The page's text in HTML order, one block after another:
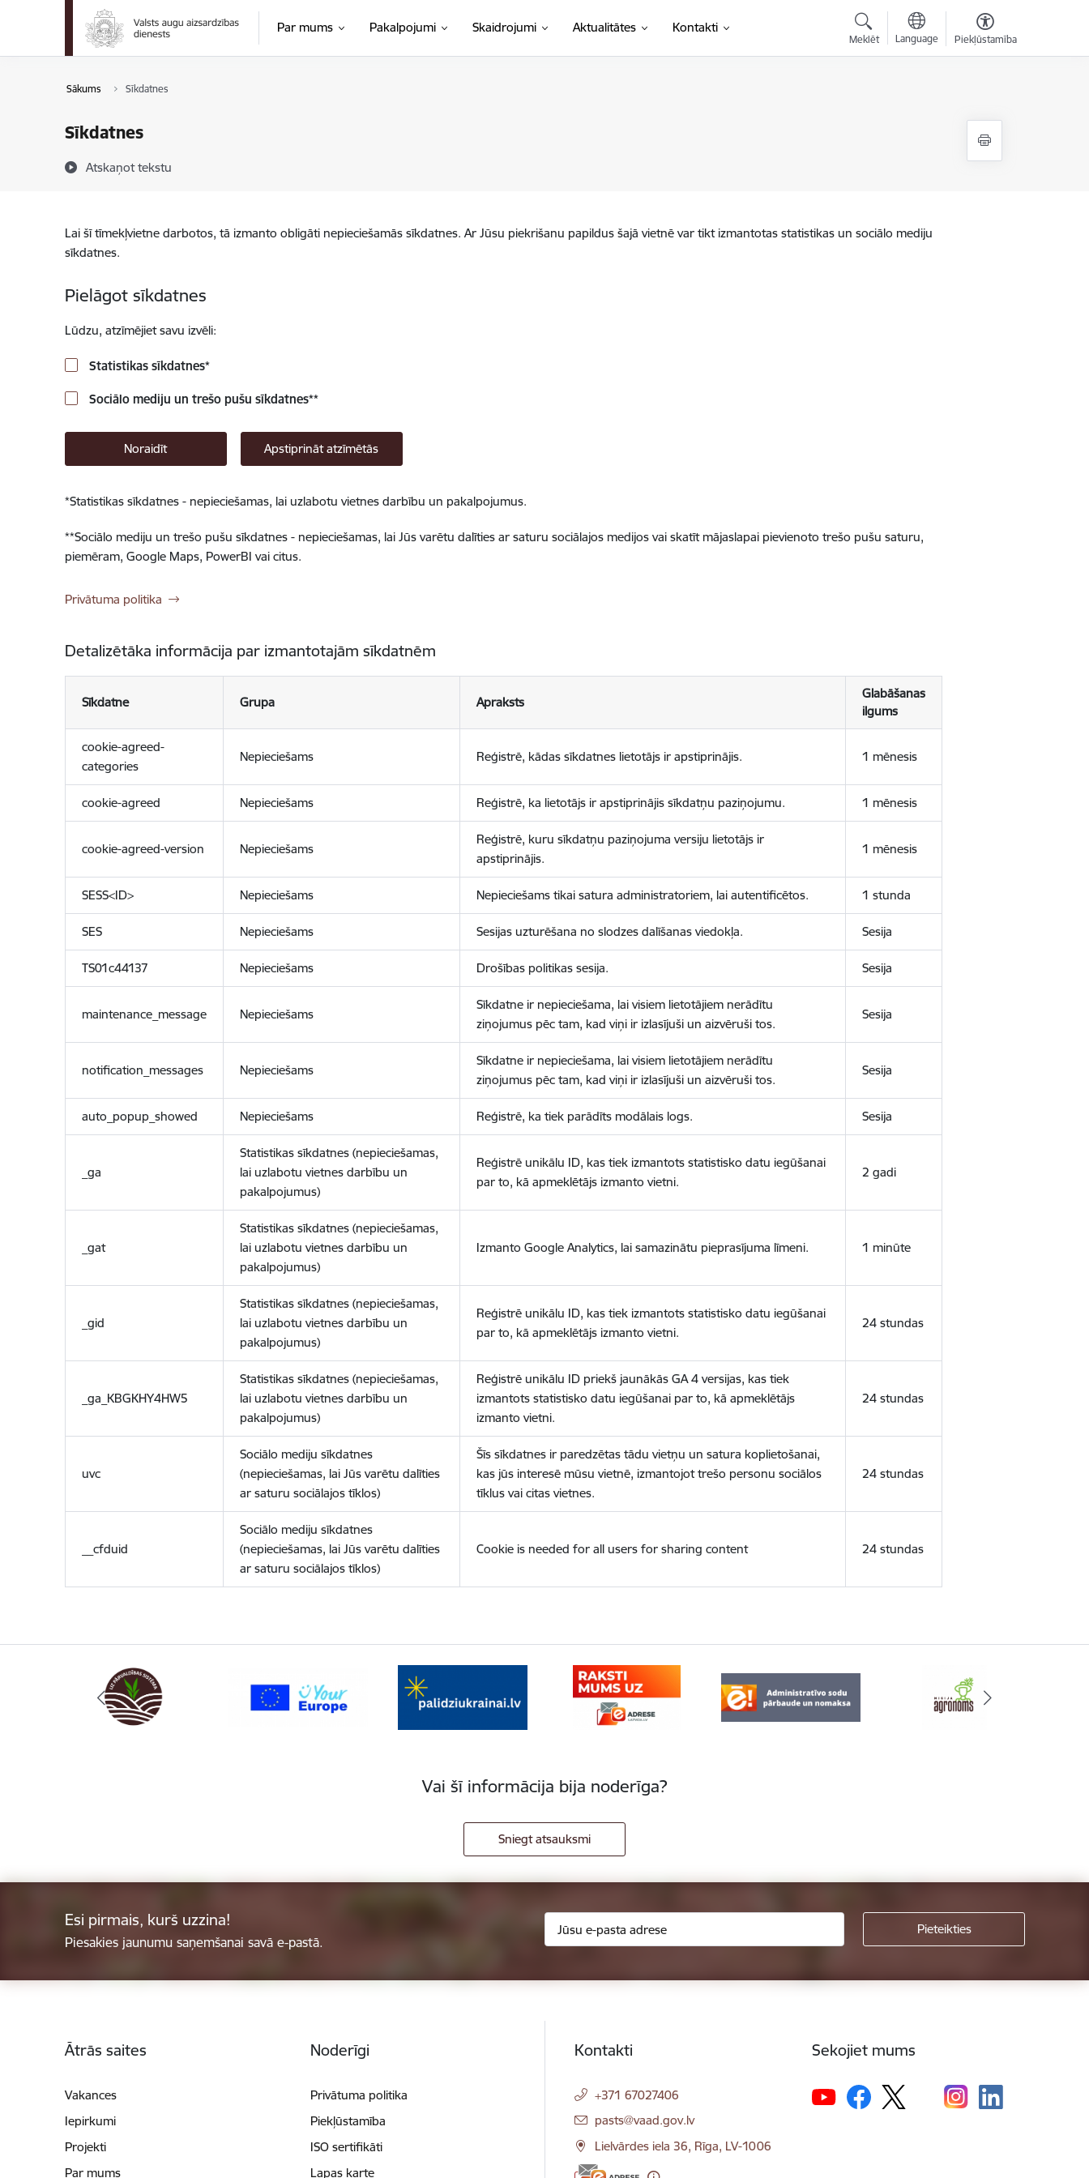
Pāriet uz lapas saturu
Par mums Pakalpojumi Skaidrojumi Aktualitātes Kontakti
Meklēt Language Piekļūstamība
Sākums Sīkdatnes
Sīkdatnes
Atskaņot tekstu
Lai šī tīmekļvietne darbotos, tā izmanto obligāti nepieciešamās sīkdatnes. Ar Jūsu piekrišanu papildus šajā vietnē var tikt izmantotas statistikas un sociālo mediju
sīkdatnes.
Pielāgot sīkdatnes
Lūdzu, atzīmējiet savu izvēli:
Statistikas sīkdatnes*
Sociālo mediju un trešo pušu sīkdatnes**
Noraidīt Apstiprināt atzīmētās
*Statistikas sīkdatnes - nepieciešamas, lai uzlabotu vietnes darbību un pakalpojumus.
**Sociālo mediju un trešo pušu sīkdatnes - nepieciešamas, lai Jūs varētu dalīties ar saturu sociālajos medijos vai skatīt mājaslapai pievienoto trešo pušu saturu,
piemēram, Google Maps, PowerBI vai citus.
Privātuma politika
Detalizētāka informācija par izmantotajām sīkdatnēm
Sīkdatne Grupa Apraksts
Glabāšanas
ilgums
cookie-agreed-
categories
Nepieciešams Reģistrē, kādas sīkdatnes lietotājs ir apstiprinājis. 1 mēnesis
cookie-agreed Nepieciešams Reģistrē, ka lietotājs ir apstiprinājis sīkdatņu paziņojumu. 1 mēnesis
cookie-agreed-version Nepieciešams
Reģistrē, kuru sīkdatņu paziņojuma versiju lietotājs ir
apstiprinājis.
1 mēnesis
SESS<ID> Nepieciešams Nepieciešams tikai satura administratoriem, lai autentificētos. 1 stunda
SES Nepieciešams Sesijas uzturēšana no slodzes dalīšanas viedokļa. Sesija
TS01c44137 Nepieciešams Drošības politikas sesija. Sesija
maintenance_message Nepieciešams
Sīkdatne ir nepieciešama, lai visiem lietotājiem nerādītu
ziņojumus pēc tam, kad viņi ir izlasījuši un aizvēruši tos.
Sesija
notification_messages Nepieciešams
Sīkdatne ir nepieciešama, lai visiem lietotājiem nerādītu
ziņojumus pēc tam, kad viņi ir izlasījuši un aizvēruši tos.
Sesija
auto_popup_showed Nepieciešams Reģistrē, ka tiek parādīts modālais logs. Sesija
_ga
Statistikas sīkdatnes (nepieciešamas,
lai uzlabotu vietnes darbību un
pakalpojumus)
Reģistrē unikālu ID, kas tiek izmantots statistisko datu iegūšanai
par to, kā apmeklētājs izmanto vietni.
2 gadi
_gat
Statistikas sīkdatnes (nepieciešamas,
lai uzlabotu vietnes darbību un
pakalpojumus)
Izmanto Google Analytics, lai samazinātu pieprasījuma līmeni. 1 minūte
_gid
Statistikas sīkdatnes (nepieciešamas,
lai uzlabotu vietnes darbību un
pakalpojumus)
Reģistrē unikālu ID, kas tiek izmantots statistisko datu iegūšanai
par to, kā apmeklētājs izmanto vietni.
24 stundas
_ga_KBGKHY4HW5
Statistikas sīkdatnes (nepieciešamas,
lai uzlabotu vietnes darbību un
pakalpojumus)
Reģistrē unikālu ID priekš jaunākās GA 4 versijas, kas tiek
izmantots statistisko datu iegūšanai par to, kā apmeklētājs
izmanto vietni.
24 stundas
uvc
Sociālo mediju sīkdatnes
(nepieciešamas, lai Jūs varētu dalīties
ar saturu sociālajos tīklos)
Šīs sīkdatnes ir paredzētas tādu vietņu un satura koplietošanai,
kas jūs interesē mūsu vietnē, izmantojot trešo personu sociālos
tīklus vai citas vietnes.
24 stundas
__cfduid
Sociālo mediju sīkdatnes
(nepieciešamas, lai Jūs varētu dalīties
ar saturu sociālajos tīklos)
Cookie is needed for all users for sharing content 24 stundas
Vai šī informācija bija noderīga?
Sniegt atsauksmi
Esi pirmais, kurš uzzina!
Piesakies jaunumu saņemšanai savā e-pastā.
Ātrās saites
Vakances
Iepirkumi
Projekti
Par mums
Noderīgi
Privātuma politika
Piekļūstamība
ISO sertifikāti
Lapas karte
Kontakti
+371 67027406
E-pasts:
pasts@vaad.gov.lv
Lielvārdes iela 36, Rīga, LV-1006
Sekojiet mums